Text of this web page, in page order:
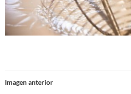
Imagen anterior